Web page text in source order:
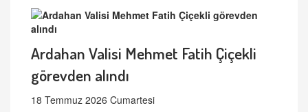
Ardahan Valisi Mehmet Fatih Çiçekli
görevden alındı
18 Temmuz 2026 Cumartesi